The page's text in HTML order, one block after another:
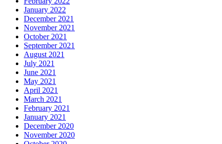
January 2022
December 2021
November 2021
October 2021
September 2021
August 2021
July 2021
June 2021
May 2021
April 2021
March 2021
February 2021
January 2021
December 2020
November 2020